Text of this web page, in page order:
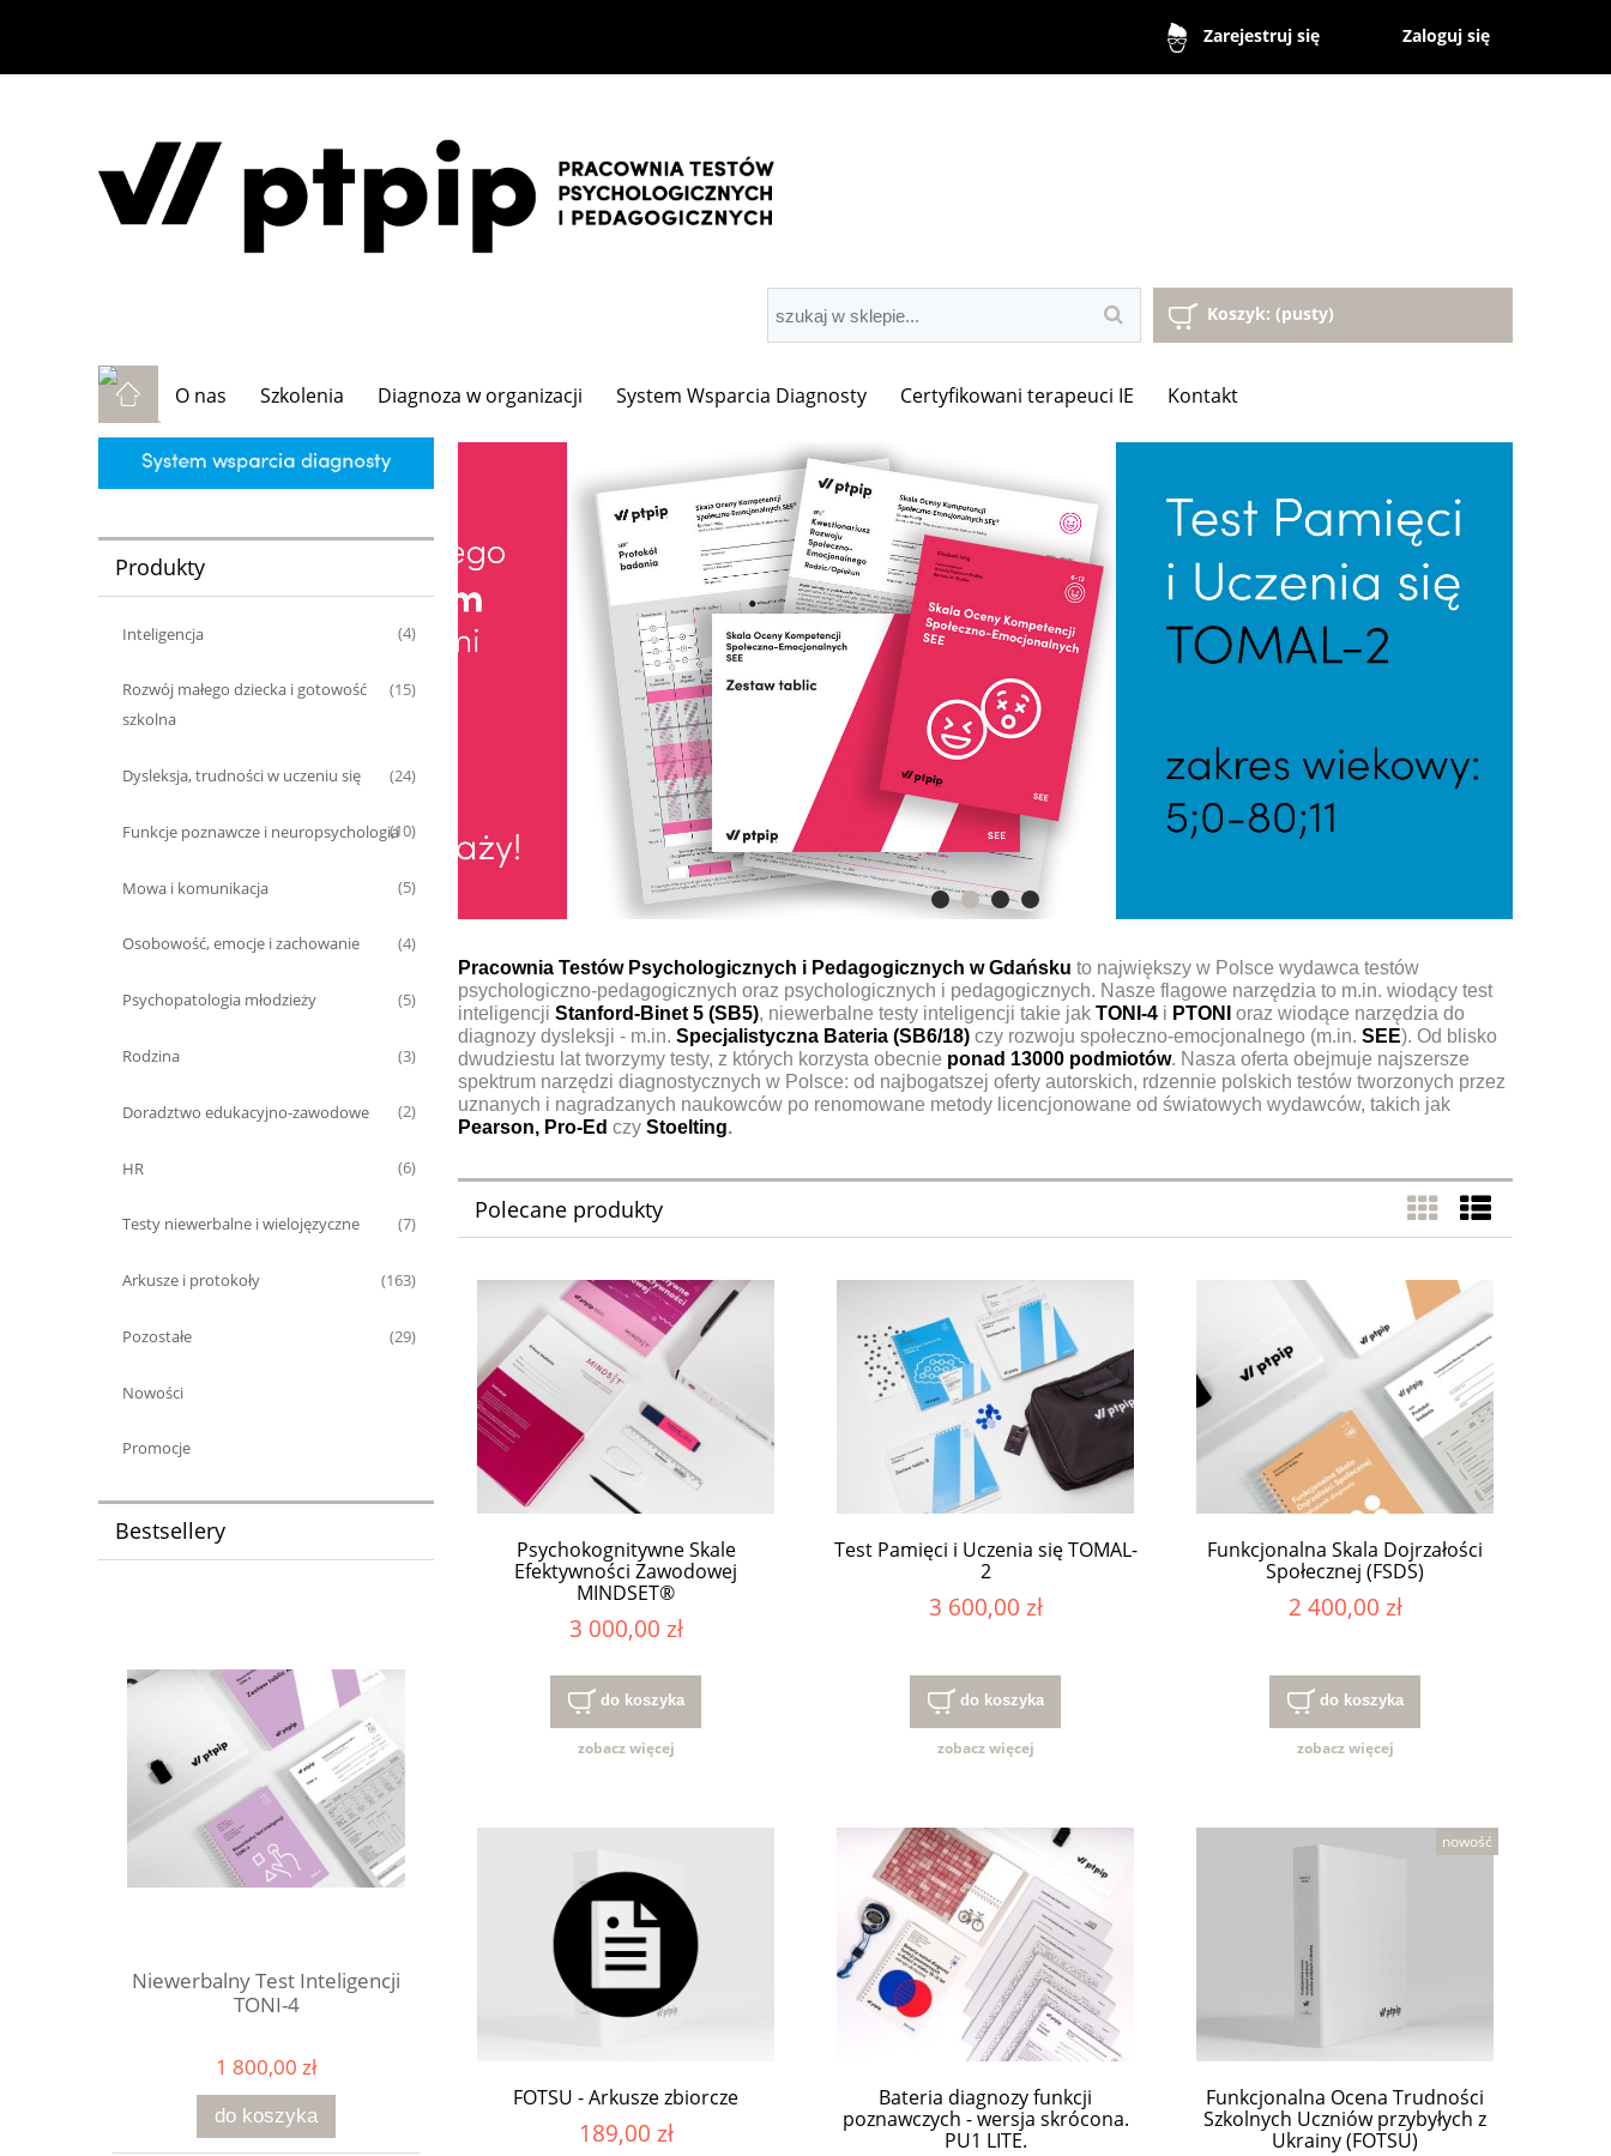
Zarejestruj się Zaloguj się
Koszyk: (pusty)
O nas Szkolenia Diagnoza w organizacji System Wsparcia Diagnosty Certyfikowani terapeuci IE Kontakt
Produkty
Inteligencja (4)
Rozwój małego dziecka i gotowość
szkolna
(15)
Dysleksja, trudności w uczeniu się (24)
Funkcje poznawcze i neuropsychologia(10)
Mowa i komunikacja (5)
Osobowość, emocje i zachowanie (4)
Psychopatologia młodzieży (5)
Rodzina (3)
Doradztwo edukacyjno-zawodowe (2)
HR (6)
Testy niewerbalne i wielojęzyczne (7)
Arkusze i protokoły (163)
Pozostałe (29)
Nowości
Promocje
Bestsellery
Niewerbalny Test Inteligencji
TONI-4
1 800,00 zł
do koszyka
Pracownia Testów Psychologicznych i Pedagogicznych w Gdańsku to największy w Polsce wydawca testów
psychologiczno-pedagogicznych oraz psychologicznych i pedagogicznych. Nasze flagowe narzędzia to m.in. wiodący test
inteligencji Stanford-Binet 5 (SB5), niewerbalne testy inteligencji takie jak TONI-4 i PTONI
oraz wiodące narzędzia do
diagnozy dysleksji - m.in. Specjalistyczna Bateria (SB6/18) czy rozwoju społeczno-emocjonalnego (m.in. SEE). Od blisko
dwudziestu lat tworzymy testy, z których korzysta obecnie ponad 13000 podmiotów. Nasza oferta obejmuje najszersze
spektrum narzędzi diagnostycznych w Polsce: od najbogatszej oferty autorskich, rdzennie polskich testów tworzonych przez
uznanych i nagradzanych naukowców po renomowane metody licencjonowane od światowych wydawców, takich jak
Pearson, Pro-Ed czy Stoelting.
Polecane produkty
Psychokognitywne Skale
Efektywności Zawodowej
MINDSET®
3 000,00 zł
do koszyka
zobacz więcej
Test Pamięci i Uczenia się TOMAL-
2
3 600,00 zł
do koszyka
zobacz więcej
Funkcjonalna Skala Dojrzałości
Społecznej (FSDS)
2 400,00 zł
do koszyka
zobacz więcej
FOTSU - Arkusze zbiorcze
189,00 zł
Bateria diagnozy funkcji
poznawczych - wersja skrócona.
PU1 LITE.
Funkcjonalna Ocena Trudności
Szkolnych Uczniów przybyłych z
Ukrainy (FOTSU)
nowość